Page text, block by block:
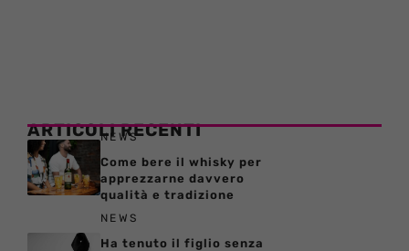
ARTICOLI RECENTI
NEWS
Come bere il whisky per
apprezzarne davvero
qualità e tradizione
NEWS
Ha tenuto il figlio senza